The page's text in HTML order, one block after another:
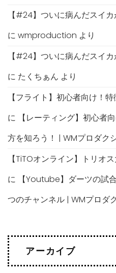
【#24】ついに病んだスイ
に wmproduction より
【#24】ついに病んだスイ
に たくちぁん より
【フライト】初心者向け！
に
【レーティング】初心者
方を知ろう！ | WMプロダク
【TiTOオンライン】トリオ
に
【Youtube】ダーツの試
つのチャンネル | WMプロダ
アーカイブ